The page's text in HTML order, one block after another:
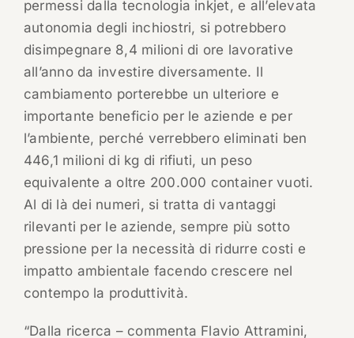
permessi dalla tecnologia inkjet, e all’elevata
autonomia degli inchiostri, si potrebbero
disimpegnare 8,4 milioni di ore lavorative
all’anno da investire diversamente. Il
cambiamento porterebbe un ulteriore e
importante beneficio per le aziende e per
l’ambiente, perché verrebbero eliminati ben
446,1 milioni di kg di rifiuti, un peso
equivalente a oltre 200.000 container vuoti.
Al di là dei numeri, si tratta di vantaggi
rilevanti per le aziende, sempre più sotto
pressione per la necessità di ridurre costi e
impatto ambientale facendo crescere nel
contempo la produttività.
“Dalla ricerca – commenta Flavio Attramini,